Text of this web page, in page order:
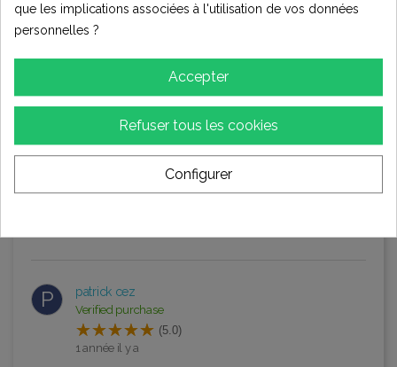
★☆☆☆☆ Terrible
Écrire votre avis
P patrick cez
Verified purchase
(5.0)
1 année il y a
que les implications associées à l'utilisation de vos données
personnelles ?
Accepter
Refuser tous les cookies
Configurer